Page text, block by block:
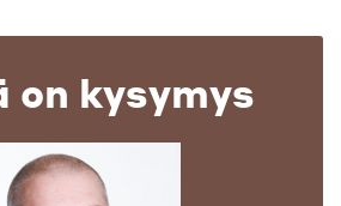
on kysymys